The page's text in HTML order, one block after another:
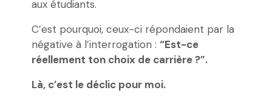
aux étudiants.
C’est pourquoi, ceux-ci répondaient par la
négative à l’interrogation : “Est-ce
réellement ton choix de carrière ?”.
Là, c’est le déclic pour moi.